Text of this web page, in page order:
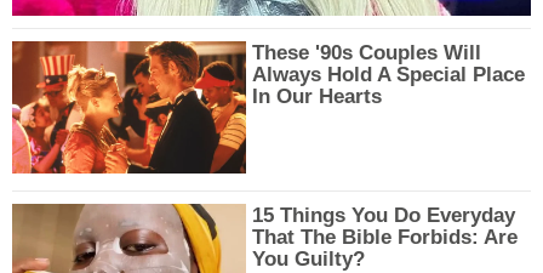
These '90s Couples Will
Always Hold A Special Place
In Our Hearts
15 Things You Do Everyday
That The Bible Forbids: Are
You Guilty?